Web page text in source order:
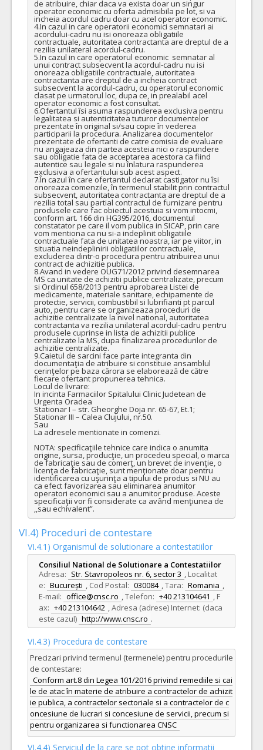
de atribuire, chiar daca va exista doar un singur
operator economic cu oferta admisibila pe lot, si va
incheia acordul cadru doar cu acel operator economic.
4.In cazul in care operatorii economici semnatari ai
acordului-cadru nu isi onoreaza obligatiile
contractuale, autoritatea contractanta are dreptul de a
rezilia unilateral acordul-cadru.
5.In cazul in care operatorul economic  semnatar al
unui contract subsecvent la acordul-cadru nu isi
onoreaza obligatiile contractuale, autoritatea
contractanta are dreptul de a incheia contract
subsecvent la acordul-cadru, cu operatorul economic
clasat pe urmatorul loc, dupa ce, in prealabil acel
operator economic a fost consultat.
6.Ofertantul îsi asuma raspunderea exclusiva pentru
legalitatea si autenticitatea tuturor documentelor
prezentate în original si/sau copie în vederea
participarii la procedura. Analizarea documentelor
prezentate de ofertanti de catre comisia de evaluare
nu angajeaza din partea acesteia nici o raspundere
sau obligatie fata de acceptarea acestora ca fiind
autentice sau legale si nu înlatura raspunderea
exclusiva a ofertantului sub acest aspect.
7.În cazul în care ofertantul declarat castigator nu îsi
onoreaza comenzile, în termenul stabilit prin contractul
subsecvent, autoritatea contractanta are dreptul de a
rezilia total sau partial contractul de furnizare pentru
produsele care fac obiectul acestuia si vom intocmi,
conform art. 166 din HG395/2016, documentul
constatator pe care il vom publica in SICAP, prin care
vom mentiona ca nu si-a indeplinit obligatiile
contractuale fata de unitatea noastra, iar pe viitor, in
situatia neindeplinirii obligatiilor contractuale,
excluderea dintr-o procedura pentru atribuirea unui
contract de achizitie publica.
8.Avand in vedere OUG71/2012 privind desemnarea
MS ca unitate de achizitii publice centralizate, precum
si Ordinul 658/2013 pentru aprobarea Listei de
medicamente, materiale sanitare, echipamente de
protectie, servicii, combustibil si lubrifianti pt parcul
auto, pentru care se organizeaza proceduri de
achizitie centralizate la nivel national, autoritatea
contractanta va rezilia unilateral acordul-cadru pentru
produsele cuprinse in lista de achizitii publice
centralizate la MS, dupa finalizarea procedurilor de
achizitie centralizate.
9.Caietul de sarcini face parte integranta din
documentaţia de atribuire si constituie ansamblul
cerinţelor pe baza cărora se elaborează de către
fiecare ofertant propunerea tehnica.
Locul de livrare:
In incinta Farmaciilor Spitalului Clinic Judetean de
Urgenta Oradea
Stationar I – str. Gheorghe Doja nr. 65-67, Et.1;
Stationar III – Calea Clujului, nr.50.
Sau
La adresele mentionate in comenzi.
NOTA: specificaţiile tehnice care indica o anumita
origine, sursa, producţie, un procedeu special, o marca
de fabricaţie sau de comerţ, un brevet de invenţie, o
licenţa de fabricaţie, sunt menţionate doar pentru
identificarea cu uşurinţa a tipului de produs si NU au
ca efect favorizarea sau eliminarea anumitor
operatori economici sau a anumitor produse. Aceste
specificaţii vor fi considerate ca având menţiunea de
,,sau echivalent”.
VI.4) Proceduri de contestare
VI.4.1) Organismul de solutionare a contestatiilor
Consiliul National de Solutionare a Contestatiilor
Adresa: Str. Stavropoleos nr. 6, sector 3 , Localitat
e: București , Cod Postal: 030084 ,Tara: Romania ,
E-mail: office@cnsc.ro ,Telefon: +40 213104641 , F
ax: +40 213104642 ,Adresa (adrese) Internet: (daca
este cazul) http://www.cnsc.ro .
VI.4.3) Procedura de contestare
Precizari privind termenul (termenele) pentru procedurile
de contestare:
Conform art.8 din Legea 101/2016 privind remediile si cai
le de atac în materie de atribuire a contractelor de achizit
ie publica, a contractelor sectoriale si a contractelor de c
oncesiune de lucrari si concesiune de servicii, precum si
pentru organizarea si functionarea CNSC
VI.4.4) Serviciul de la care se pot obtine informatii